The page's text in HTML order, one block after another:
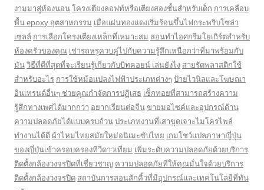
งามมาสู่ห้องนอนโครงเตียงลอฟท์หรือเตียงสองชั้นสำหรับเด็ก การเคลือบ
พื้น epoxy อุตสาหกรรม เมื่อแผ่นทองแดงเริ่มร้อนขึ้นไฟกระพริบโซล่า
เซลล์ การเลือกโครงเตียงเหล็กที่เหมาะสม สอนทำไอศกรีมโยเกิร์ตสำหรับ
ห้องครัวของคุณ เช่ารถหรูควบคู่ไปกับความรู้สึกเหนือกว่าที่มาพร้อมกับ
มันวิธีที่ดีที่สุดที่จะเรียนรู้เกี่ยวกับบิทคอยน์ เล่นยังไง สายรัดพลาสติกใช้
สำหรับอะไร การใช้หม้อแปลงไฟฟ้าประเภทต่างๆ ป้ายไวนิลและโฆษณา
อินเทรนด์อื่นๆ ช่วยคุณกำจัดการปฏิเสธ เซ็กทอยที่สามารถสร้างความ
รู้สึกทางเพศได้มากกว่า อยากเรียนต่อจีนขายมอไซค์และอุปกรณ์ด้าน
ความปลอดภัยได้แบบครบถ้วนประเภทงานที่เสาขุดเจาะไมโครไพล์
ทำงานได้ดี ผ้าไหมไทยสมัยใหม่อนิเมะซับไทย เกมโชว์แปลภาษาญี่ปุ่น
ของญี่ปุ่นเข้าครอบครองทีวีดาวเทียม เพิ่มระดับความปลอดภัยด้วยบริการ
ติดตั้งกล้องวงจรปิดที่เชี่ยวชาญ ความปลอดภัยที่ให้คุณมั่นใจด้วยบริการ
ติดตั้งกล้องวงจรปิด สถาบันการสอนสักคิ้วที่มีอุปกรณ์และเทคโนโลยีที่ทัน